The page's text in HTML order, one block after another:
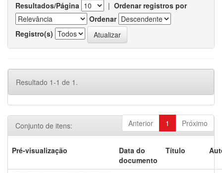
Resultados/Página | Ordenar registros por
Ordenar
Registro(s)
Resultado 1-1 de 1.
Anterior 1 Próximo
Conjunto de itens:
Pré-visualização
Data do
documento
Título